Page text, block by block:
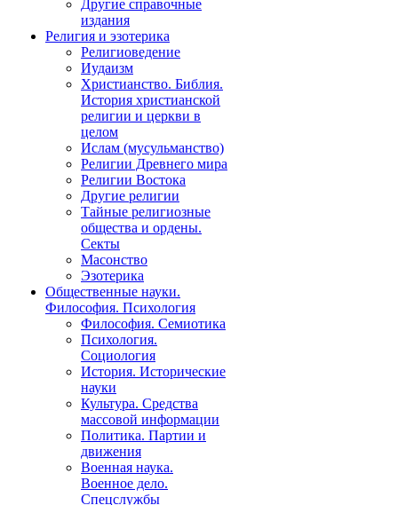
Другие справочные
издания
Религия и эзотерика
Религиоведение
Иудаизм
Христианство. Библия.
История христианской
религии и церкви в
целом
Ислам (мусульманство)
Религии Древнего мира
Религии Востока
Другие религии
Тайные религиозные
общества и ордены.
Секты
Масонство
Эзотерика
Общественные науки.
Философия. Психология
Философия. Семиотика
Психология.
Социология
История. Исторические
науки
Культура. Средства
массовой информации
Политика. Партии и
движения
Военная наука.
Военное дело.
Спецслужбы